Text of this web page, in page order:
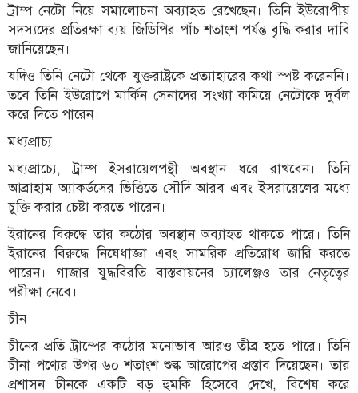
ট্রাম্প নেটো নিয়ে সমালোচনা অব্যাহত রেখেছেন। তিনি ইউরোপীয়
সদস্যদের প্রতিরক্ষা ব্যয় জিডিপির পাঁচ শতাংশ পর্যন্ত বৃদ্ধি করার দাবি
জানিয়েছেন।
যদিও তিনি নেটো থেকে যুক্তরাষ্ট্রকে প্রত্যাহারের কথা স্পষ্ট করেননি।
তবে তিনি ইউরোপে মার্কিন সেনাদের সংখ্যা কমিয়ে নেটোকে দুর্বল
করে দিতে পারেন।
মধ্যপ্রাচ্য
মধ্যপ্রাচ্যে, ট্রাম্প ইসরায়েলপন্থী অবস্থান ধরে রাখবেন। তিনি
আব্রাহাম অ্যাকর্ডসের ভিত্তিতে সৌদি আরব এবং ইসরায়েলের মধ্যে
চুক্তি করার চেষ্টা করতে পারেন।
ইরানের বিরুদ্ধে তার কঠোর অবস্থান অব্যাহত থাকতে পারে। তিনি
ইরানের বিরুদ্ধে নিষেধাজ্ঞা এবং সামরিক প্রতিরোধ জারি করতে
পারেন। গাজার যুদ্ধবিরতি বাস্তবায়নের চ্যালেঞ্জও তার নেতৃত্বের
পরীক্ষা নেবে।
চীন
চীনের প্রতি ট্রাম্পের কঠোর মনোভাব আরও তীব্র হতে পারে। তিনি
চীনা পণ্যের উপর ৬০ শতাংশ শুল্ক আরোপের প্রস্তাব দিয়েছেন। তার
প্রশাসন চীনকে একটি বড় হুমকি হিসেবে দেখে, বিশেষ করে